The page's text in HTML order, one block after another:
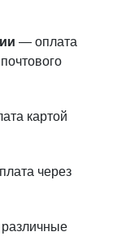
— оплата
картой
через